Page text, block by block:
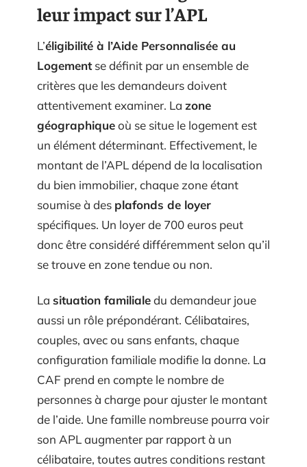
leur impact sur l’APL
L’éligibilité à l’Aide Personnalisée au
Logementse définit par un ensemble de
critères que les demandeurs doivent
attentivement examiner. La zone
géographiqueoù se situe le logement est
un élément déterminant. Effectivement, le
montant de l’APL dépend de la localisation
du bien immobilier, chaque zone étant
soumise à des plafonds de loyer
spécifiques. Un loyer de 700 euros peut
donc être considéré différemment selon qu’il
se trouve en zone tendue ou non.
La situation familialedu demandeur joue
aussi un rôle prépondérant. Célibataires,
couples, avec ou sans enfants, chaque
configuration familiale modifie la donne. La
CAF prend en compte le nombre de
personnes à charge pour ajuster le montant
de l’aide. Une famille nombreuse pourra voir
son APL augmenter par rapport à un
célibataire, toutes autres conditions restant